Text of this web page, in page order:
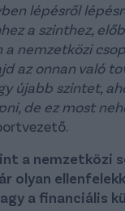
lépésről
a szinthez,
a nemzetközi
az onnan való
újabb szintet,
de ez most
a nemzetközi
olyan
a financiális